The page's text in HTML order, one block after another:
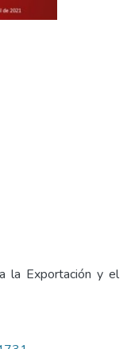
la Exportación y el